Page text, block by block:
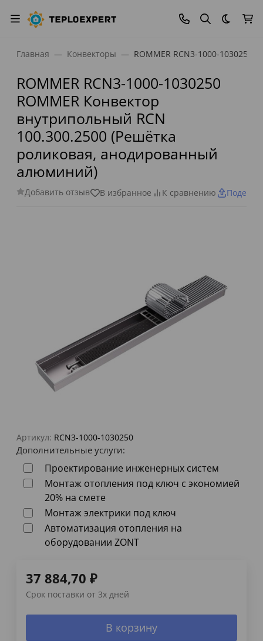
Темная
Главная Конвекторы ROMMER RCN3-1000-1030250
ROMMER RCN3-1000-1030250
ROMMER Конвектор
внутрипольный RCN
100.300.2500 (Решётка
роликовая, анодированный
алюминий)
Добавить отзыв В избранное К сравнению
Артикул: RCN3-1000-1030250
Дополнительные услуги:
Проектирование инженерных систем
Монтаж отопления под ключ с экономией
20% на смете
Монтаж электрики под ключ
Автоматизация отопления на
оборудовании ZONT
37 884,70 ₽
Срок поставки от 3х дней
В корзину